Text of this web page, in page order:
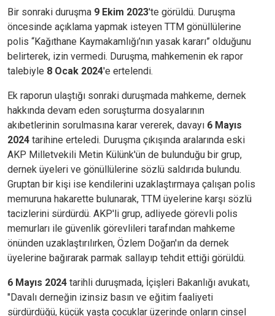
Bir sonraki duruşma 9 Ekim 2023'te görüldü. Duruşma
öncesinde açıklama yapmak isteyen TTM gönüllülerine
polis “Kağıthane Kaymakamlığı’nın yasak kararı” olduğunu
belirterek, izin vermedi. Duruşma, mahkemenin ek rapor
talebiyle 8 Ocak 2024'e ertelendi.
Ek raporun ulaştığı sonraki duruşmada mahkeme, dernek
hakkında devam eden soruşturma dosyalarının
akıbetlerinin sorulmasına karar vererek, davayı 6 Mayıs
2024 tarihine erteledi. Duruşma çıkışında aralarında eski
AKP Milletvekili Metin Külünk'ün de bulunduğu bir grup,
dernek üyeleri ve gönüllülerine sözlü saldırıda bulundu.
Gruptan bir kişi ise kendilerini uzaklaştırmaya çalışan polis
memuruna hakarette bulunarak, TTM üyelerine karşı sözlü
tacizlerini sürdürdü. AKP'li grup, adliyede görevli polis
memurları ile güvenlik görevlileri tarafından mahkeme
önünden uzaklaştırılırken, Özlem Doğan'ın da dernek
üyelerine bağırarak parmak sallayıp tehdit ettiği görüldü.
6 Mayıs 2024 tarihli duruşmada, İçişleri Bakanlığı avukatı,
"Davalı derneğin izinsiz basın ve eğitim faaliyeti
sürdürdüğü, küçük yaşta çocuklar üzerinde onların cinsel